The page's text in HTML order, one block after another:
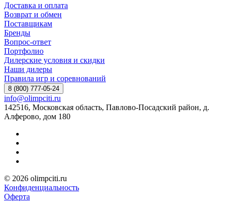
Доставка и оплата
Возврат и обмен
Поставщикам
Бренды
Вопрос-ответ
Портфолио
Дилерские условия и скидки
Наши дилеры
Правила игр и соревнований
8 (800) 777-05-24
info@olimpciti.ru
142516, Московская область, Павлово-Посадский район, д.
Алферово, дом 180
© 2026 olimpciti.ru
Конфиденциальность
Оферта